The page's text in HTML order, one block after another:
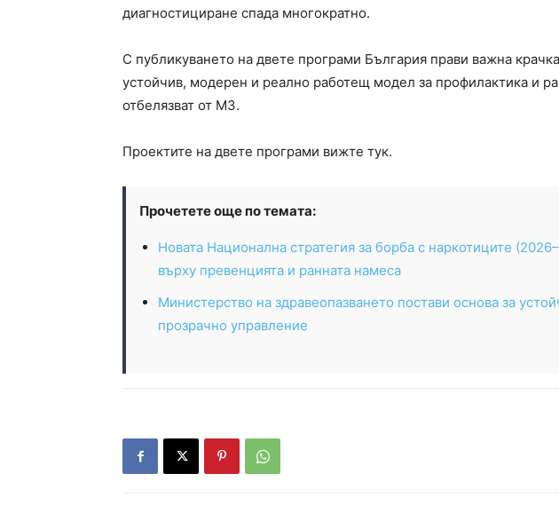
диагностициране спада многократно.
С публикуването на двете програми България прави важна
устойчив, модерен и реално работещ модел за профилактика и
отбелязват от МЗ.
Проектите на двете програми вижте тук.
Прочетете още по темата:
Новата Национална стратегия за борба с наркотиците
върху превенцията и ранната намеса
Министерство на здравеопазването постави основа за
прозрачно управление